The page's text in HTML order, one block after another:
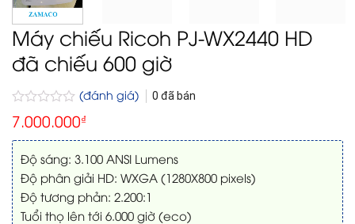
Máy chiếu Ricoh PJ-WX2440 HD
đã chiếu 600 giờ
Được
xếp
hạng
0
5
sao
(đánh giá) 0 đã bán
7.000.000₫
Độ sáng: 3.100 ANSI Lumens
Độ phân giải HD: WXGA (1280X800 pixels)
Độ tương phản: 2.200:1
Tuổi thọ lên tới 6.000 giờ (eco)